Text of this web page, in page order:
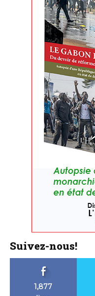
Suivez-nous!
1,877